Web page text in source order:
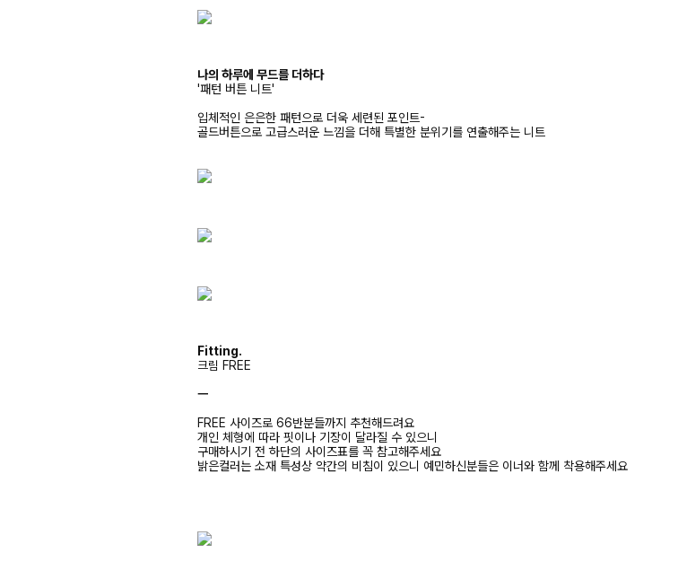
나의 하루에 무드를 더하다
'패턴 버튼 니트'
입체적인 은은한 패턴으로 더욱 세련된 포인트-
골드버튼으로 고급스러운 느낌을 더해 특별한 분위기를 연출해주는 니트
Fitting.
크림 FREE
ㅡ
FREE 사이즈로 66반분들까지 추천해드려요
개인 체형에 따라 핏이나 기장이 달라질 수 있으니
구매하시기 전 하단의 사이즈표를 꼭 참고해주세요
밝은컬러는 소재 특성상 약간의 비침이 있으니 예민하신분들은 이너와 함께 착용해주세요